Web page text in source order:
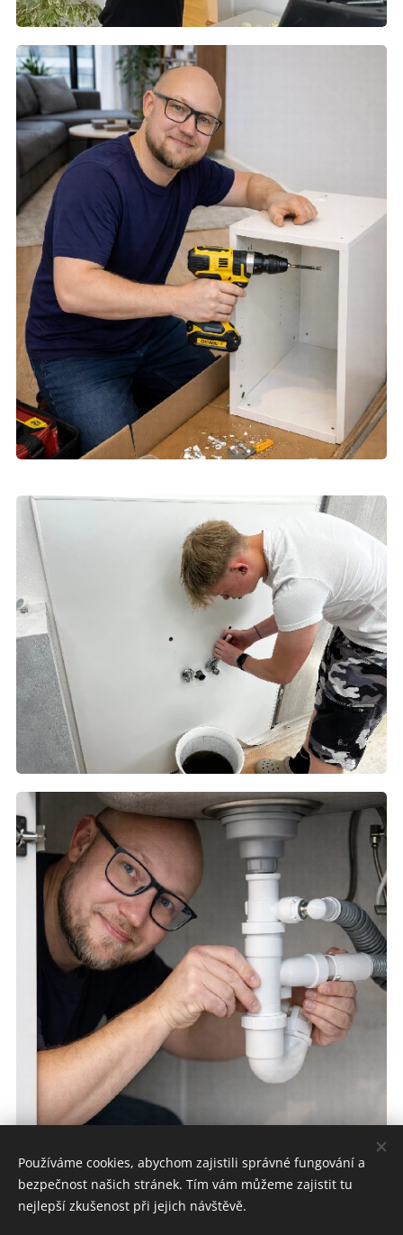
Používáme cookies, abychom zajistili správné fungování a
bezpečnost našich stránek. Tím vám můžeme zajistit tu
nejlepší zkušenost při jejich návštěvě.